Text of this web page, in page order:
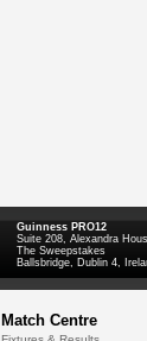
Guinness PRO12
Suite 208, Alexandra
The Sweepstakes
Ballsbridge, Dublin 4,
Match Centre